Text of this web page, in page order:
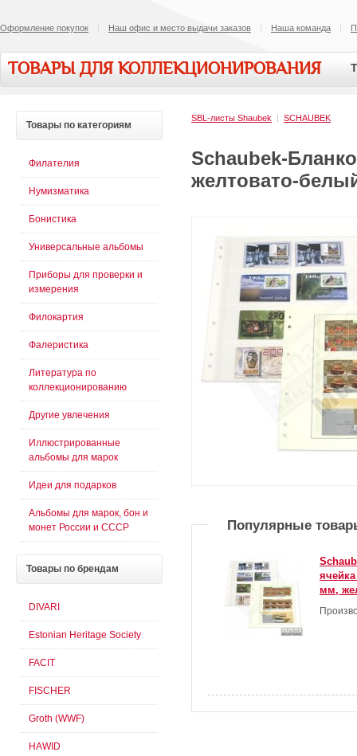
Оформление покупок Наш офис и место выдачи заказов Наша команда
ТОВАРЫ ДЛЯ КОЛЛЕКЦИОНИРОВАНИЯ
SBL-листы Shaubek | SCHAUBEK
Schaubek-
желтовато-
Популярные
мм,
Товары по категориям
Филателия
Нумизматика
Бонистика
Универсальные альбомы
Приборы для проверки и
измерения
Филокартия
Фалеристика
Литература по
коллекционированию
Другие увлечения
Иллюстрированные
альбомы для марок
Идеи для подарков
Альбомы для марок, бон и
монет России и СССР
Товары по брендам
DIVARI
Estonian Heritage Society
FACIT
FISCHER
Groth (WWF)
HAWID